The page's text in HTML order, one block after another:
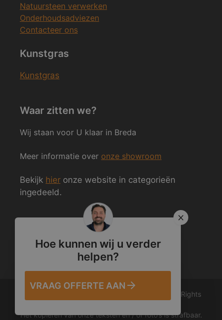
Hoe kunnen wij u verder
helpen?
VRAAG OFFERTE AAN
Natuursteen verwerken
Onderhoudsadviezen
Contacteer ons
Kunstgras
Kunstgras
Waar zitten we?
Wij staan voor U klaar in Breda
Meer informatie over onze showroom
Bekijk hier onze website in categorieën
ingedeeld.
Volg ons ook op Social Media
© 2012 – 2026 Van den Heuvel & Van Duuren. All Rights
Het kopiëren van onze teksten en / of foto’s is strafbaar.